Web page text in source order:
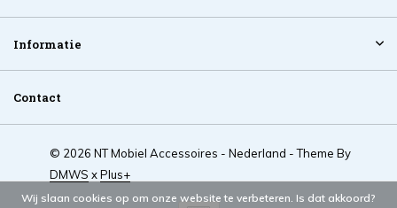
Informatie
Contact
© 2026 NT Mobiel Accessoires - Nederland - Theme By
DMWS xPlus+
Wij slaan cookies op om onze website te verbeteren. Is dat akkoord?